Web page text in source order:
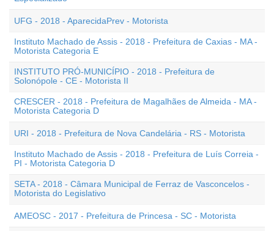
UFG - 2018 - AparecidaPrev - Motorista
Instituto Machado de Assis - 2018 - Prefeitura de Caxias - MA -
Motorista Categoria E
INSTITUTO PRÓ-MUNICÍPIO - 2018 - Prefeitura de
Solonópole - CE - Motorista II
CRESCER - 2018 - Prefeitura de Magalhães de Almeida - MA -
Motorista Categoria D
URI - 2018 - Prefeitura de Nova Candelária - RS - Motorista
Instituto Machado de Assis - 2018 - Prefeitura de Luís Correia -
PI - Motorista Categoria D
SETA - 2018 - Câmara Municipal de Ferraz de Vasconcelos -
Motorista do Legislativo
AMEOSC - 2017 - Prefeitura de Princesa - SC - Motorista